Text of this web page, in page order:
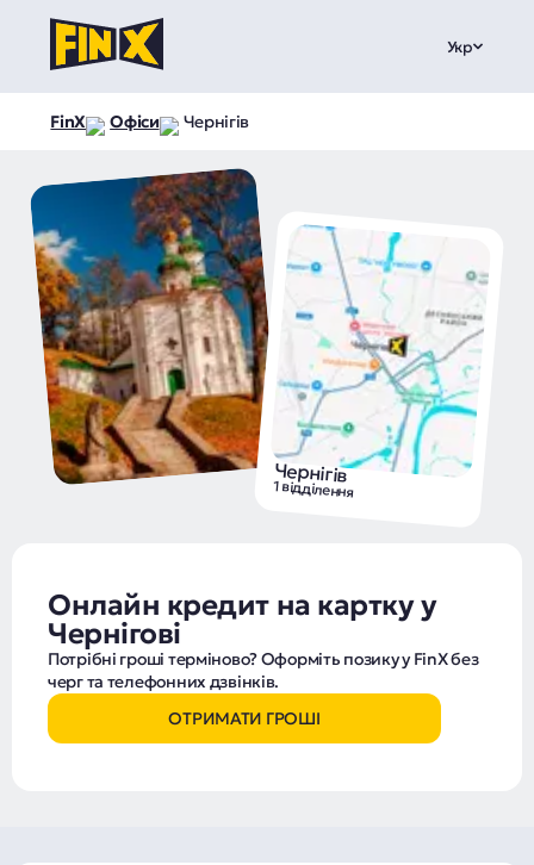
Укр
FinX Офіси Чернігів
Онлайн кредит на картку у
Чернігові
Потрібні гроші терміново? Оформіть позику у FinX без
черг та телефонних дзвінків.
ОТРИМАТИ ГРОШІ
Чернігів
1 відділення